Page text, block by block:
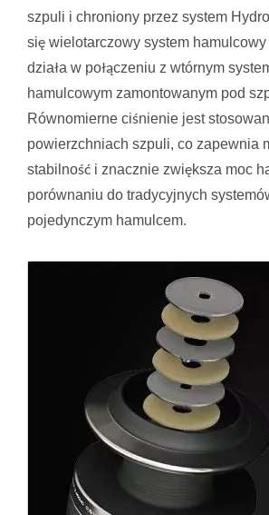
szpuli i chroniony przez system
się wielotarczowy system
działa w połączeniu z wtórnym
hamulcowym zamontowanym pod
Równomierne ciśnienie jest
powierzchniach szpuli, co zapewnia
stabilność i znacznie zwiększa moc
porównaniu do tradycyjnych
pojedynczym hamulcem.